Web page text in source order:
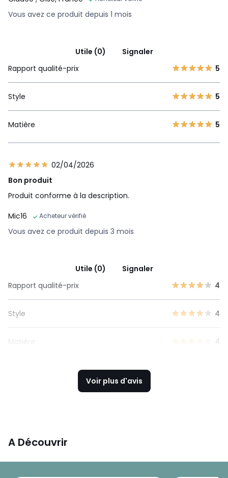
Vous avez ce produit depuis 1 mois
Utile (0)
Signaler
Rapport qualité-prix
5
Style 5
Matière 5
02/04/2026
Bon produit
Produit conforme à la description.
Mic16
Acheteur vérifié
Vous avez ce produit depuis 3 mois
Utile (0)
Signaler
Rapport qualité-prix
4
Style 4
Matière 4
Voir plus d'avis
A Découvrir